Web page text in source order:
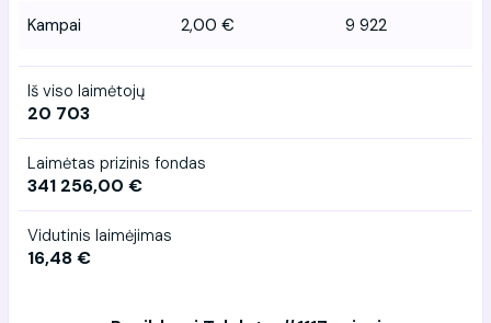
Kampai 2,00 € 9 922
Iš viso laimėtojų
20 703
Laimėtas prizinis fondas
341 256,00 €
Vidutinis laimėjimas
16,48 €